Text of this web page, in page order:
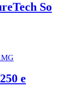
So
e